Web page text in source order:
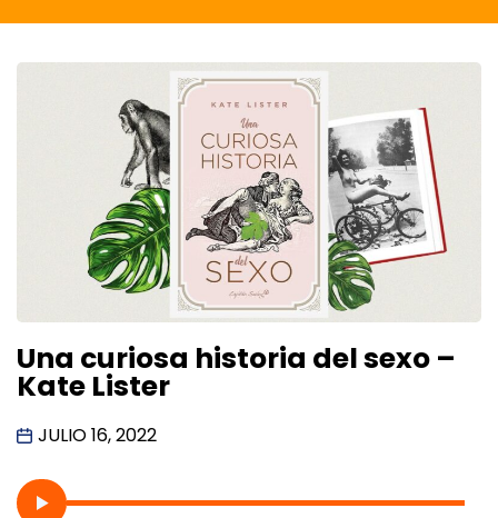
Una curiosa historia del sexo –
Kate Lister
JULIO 16, 2022